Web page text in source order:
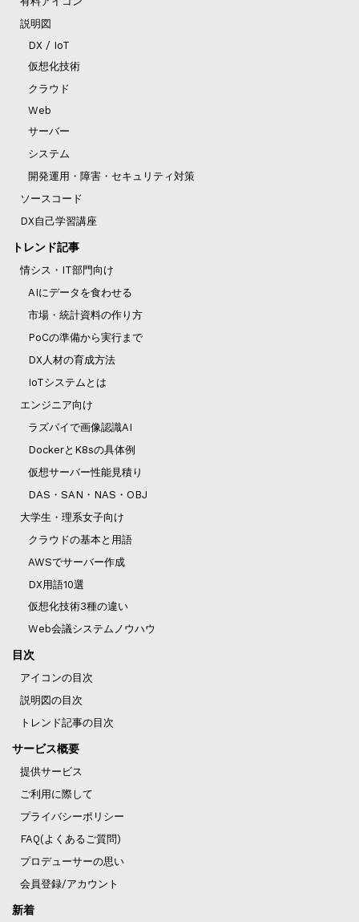
説明図
DX / IoT
仮想化技術
クラウド
Web
サーバー
システム
開発運用・障害・セキュリティ対策
ソースコード
DX自己学習講座
トレンド記事
情シス・IT部門向け
AIにデータを食わせる
市場・統計資料の作り方
PoCの準備から実行まで
DX人材の育成方法
IoTシステムとは
エンジニア向け
ラズパイで画像認識AI
DockerとK8sの具体例
仮想サーバー性能見積り
DAS・SAN・NAS・OBJ
大学生・理系女子向け
クラウドの基本と用語
AWSでサーバー作成
DX用語10選
仮想化技術3種の違い
Web会議システムノウハウ
目次
アイコンの目次
説明図の目次
トレンド記事の目次
サービス概要
提供サービス
ご利用に際して
プライバシーポリシー
FAQ(よくあるご質問)
プロデューサーの思い
会員登録/アカウント
新着